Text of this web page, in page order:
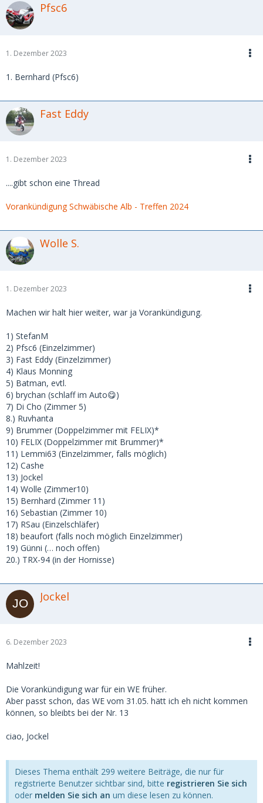
Pfsc6
1. Dezember 2023
1. Bernhard (Pfsc6)
Fast Eddy
1. Dezember 2023
....gibt schon eine Thread
Vorankündigung Schwäbische Alb - Treffen 2024
Wolle S.
1. Dezember 2023
Machen wir halt hier weiter, war ja Vorankündigung.
1) StefanM
2) Pfsc6 (Einzelzimmer)
3) Fast Eddy (Einzelzimmer)
4) Klaus Monning
5) Batman, evtl.
6) brychan (schlaff im Auto😋)
7) Di Cho (Zimmer 5)
8.) Ruvhanta
9) Brummer (Doppelzimmer mit FELIX)*
10) FELIX (Doppelzimmer mit Brummer)*
11) Lemmi63 (Einzelzimmer, falls möglich)
12) Cashe
13) Jockel
14) Wolle (Zimmer10)
15) Bernhard (Zimmer 11)
16) Sebastian (Zimmer 10)
17) RSau (Einzelschläfer)
18) beaufort (falls noch möglich Einzelzimmer)
19) Günni (… noch offen)
20.) TRX-94 (in der Hornisse)
Jockel
6. Dezember 2023
Mahlzeit!
Die Vorankündigung war für ein WE früher.
Aber passt schon, das WE vom 31.05. hätt ich eh nicht kommen
können, so bleibts bei der Nr. 13
ciao, Jockel
Dieses Thema enthält 299 weitere Beiträge, die nur für
registrierte Benutzer sichtbar sind, bitte registrieren Sie sich
oder melden Sie sich an um diese lesen zu können.